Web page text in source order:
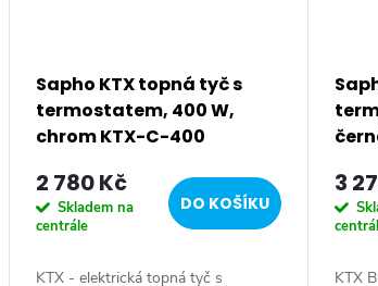
Sapho KTX topná tyč s
termostatem, 400 W,
chrom KTX-C-400
2 780 Kč
Skladem na
centrále
DO KOŠÍKU
KTX - elektrická topná tyč s
3
KTX